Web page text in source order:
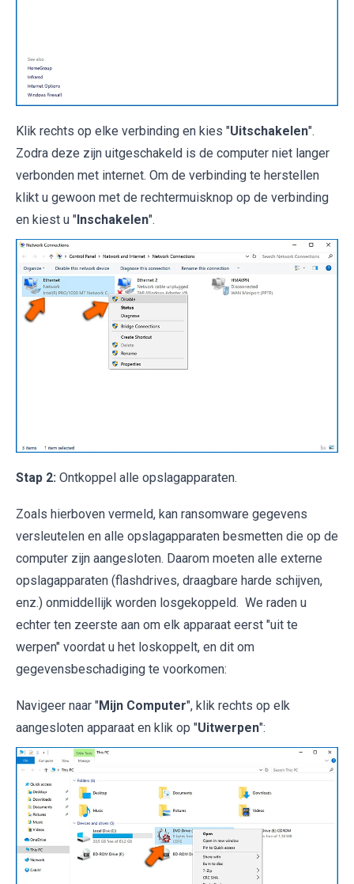
Klik rechts op elke verbinding en kies "Uitschakelen".
Zodra deze zijn uitgeschakeld is de computer niet langer
verbonden met internet. Om de verbinding te herstellen
klikt u gewoon met de rechtermuisknop op de verbinding
en kiest u "Inschakelen".
Stap 2: Ontkoppel alle opslagapparaten.
Zoals hierboven vermeld, kan ransomware gegevens
versleutelen en alle opslagapparaten besmetten die op de
computer zijn aangesloten. Daarom moeten alle externe
opslagapparaten (flashdrives, draagbare harde schijven,
enz.) onmiddellijk worden losgekoppeld. We raden u
echter ten zeerste aan om elk apparaat eerst "uit te
werpen" voordat u het loskoppelt, en dit om
gegevensbeschadiging te voorkomen:
Navigeer naar "Mijn Computer", klik rechts op elk
aangesloten apparaat en klik op "Uitwerpen":